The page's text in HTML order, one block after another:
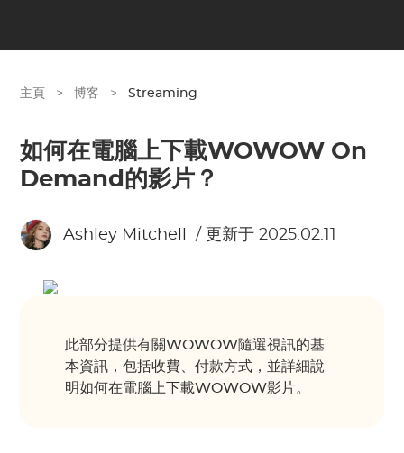
主頁 > 博客 > Streaming
如何在電腦上下載WOWOW On
Demand的影片？
Ashley Mitchell / 更新于 2025.02.11
此部分提供有關WOWOW隨選視訊的基
本資訊，包括收費、付款方式，並詳細說
明如何在電腦上下載WOWOW影片。